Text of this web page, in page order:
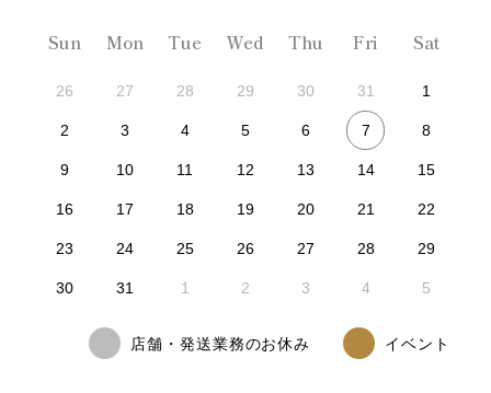
Sun Mon Tue Wed Thu Fri Sat
26 27 28 29 30 31 1
2 3 4 5 6 7 8
9 10 11 12 13 14 15
16 17 18 19 20 21 22
23 24 25 26 27 28 29
30 31 1 2 3 4 5
店舗・発送業務のお休み イベント